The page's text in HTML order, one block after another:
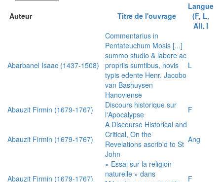
Auteur Titre de l'ouvrage
Langue
(F, L,
All, I
Abarbanel Isaac (1437-1508)
Commentarius in
Pentateuchum Mosis [...]
summo studio & labore ac
propriis sumtibus, novis
typis edente Henr. Jacobo
van Bashuysen
Hanoviense
L
Abauzit Firmin (1679-1767)
Discours historique sur
l'Apocalypse
F
Abauzit Firmin (1679-1767)
A Discourse Historical and
Critical, On the
Revelations ascrib'd to St
John
Ang
Abauzit Firmin (1679-1767)
« Essai sur la religion
naturelle » dans
F